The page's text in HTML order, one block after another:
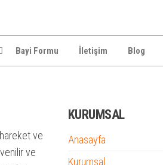
Bayi Formu İletişim Blog
ve
ve
KURUMSAL
Anasayfa
Kurumsal